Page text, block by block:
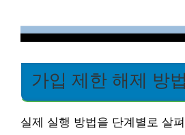
가입 제한 해제 방
실제 실행 방법을 단계별로 살